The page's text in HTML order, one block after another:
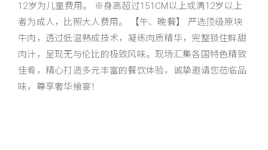
12岁为儿童费用。 ※身高超过151CM以上或满12岁以上
者为成人，比照大人费用。 【午、晚餐】 严选顶级原块
牛肉，透过低温熟成技术，凝练肉质精华，完整锁住鲜甜
肉汁，呈现无与伦比的极致风味。现场汇集各国特色精致
佳肴，精心打造多元丰富的餐饮体验，诚挚邀请您莅临品
味，尊享奢华飨宴！